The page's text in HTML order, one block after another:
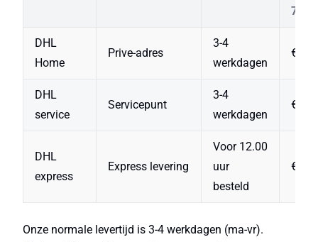
75
DHL
Home
Prive-adres
3-4
werkdagen
€
DHL
service
Servicepunt
3-4
werkdagen
€
DHL
express
Express levering
Voor 12.00
uur
besteld
€
Onze normale levertijd is 3-4 werkdagen (ma-vr).